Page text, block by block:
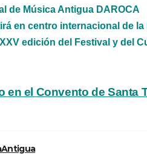
de Música Antigua DAROCA
en centro internacional de
edición del Festival y del
en el Convento de Santa